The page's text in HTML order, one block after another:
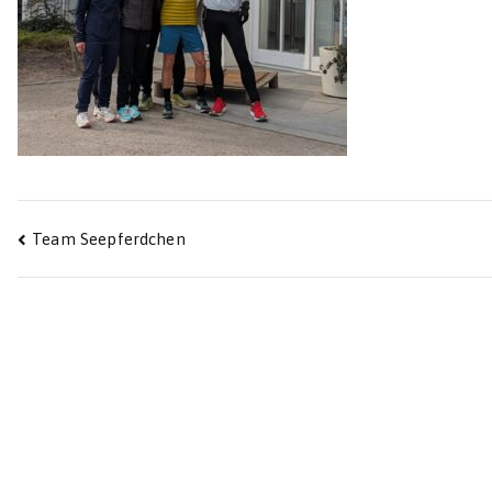
Beitragsnavigation
Team Seepferdchen